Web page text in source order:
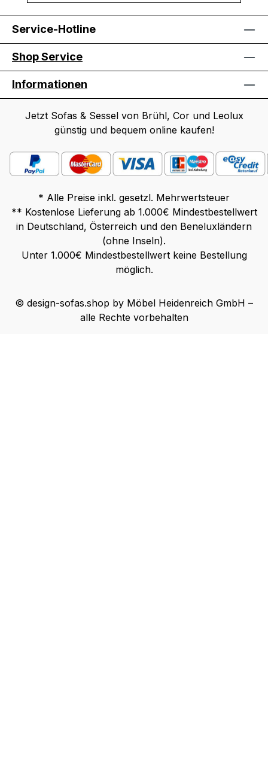
Service-Hotline
Shop Service
Informationen
Jetzt Sofas & Sessel von Brühl, Cor und Leolux
günstig und bequem online kaufen!
* Alle Preise inkl. gesetzl. Mehrwertsteuer
** Kostenlose Lieferung ab 1.000€ Mindestbestellwert
in Deutschland, Österreich und den Beneluxländern
(ohne Inseln).
Unter 1.000€ Mindestbestellwert keine Bestellung
möglich.
© design-sofas.shop by Möbel Heidenreich GmbH –
alle Rechte vorbehalten